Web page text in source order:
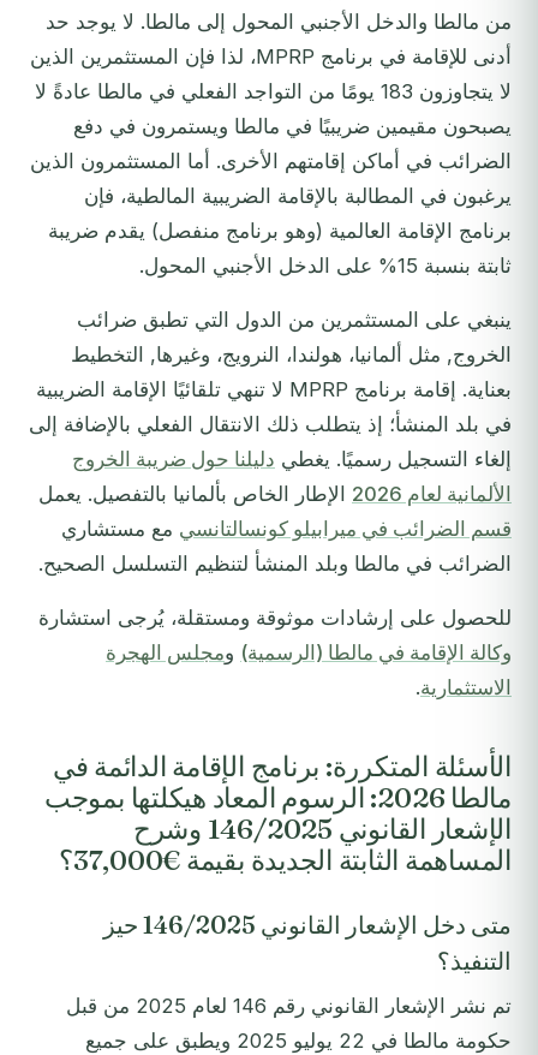
من مالطا والدخل الأجنبي المحول إلى مالطا. لا يوجد حد
أدنى للإقامة في برنامج MPRP، لذا فإن المستثمرين الذين
لا يتجاوزون 183 يومًا من التواجد الفعلي في مالطا عادةً لا
يصبحون مقيمين ضريبيًا في مالطا ويستمرون في دفع
الضرائب في أماكن إقامتهم الأخرى. أما المستثمرون الذين
يرغبون في المطالبة بالإقامة الضريبية المالطية، فإن
برنامج الإقامة العالمية (وهو برنامج منفصل) يقدم ضريبة
ثابتة بنسبة 15% على الدخل الأجنبي المحول.
ينبغي على المستثمرين من الدول التي تطبق ضرائب
الخروج, مثل ألمانيا، هولندا، النرويج، وغيرها, التخطيط
بعناية. إقامة برنامج MPRP لا تنهي تلقائيًا الإقامة الضريبية
في بلد المنشأ؛ إذ يتطلب ذلك الانتقال الفعلي بالإضافة إلى
إلغاء التسجيل رسميًا. يغطي دليلنا حول ضريبة الخروج
الألمانية لعام 2026
الإطار الخاص بألمانيا بالتفصيل. يعمل
قسم الضرائب في ميرابيلو كونسالتانسي مع مستشاري
الضرائب في مالطا وبلد المنشأ لتنظيم التسلسل الصحيح.
للحصول على إرشادات موثوقة ومستقلة، يُرجى استشارة
وكالة الإقامة في مالطا (الرسمية) ومجلس الهجرة
الاستثمارية.
الأسئلة المتكررة: برنامج الإقامة الدائمة في
مالطا 2026: الرسوم المعاد هيكلتها بموجب
الإشعار القانوني 146/2025 وشرح
المساهمة الثابتة الجديدة بقيمة €37,000؟
متى دخل الإشعار القانوني 146/2025 حيز
التنفيذ؟
تم نشر الإشعار القانوني رقم 146 لعام 2025 من قبل
حكومة مالطا في 22 يوليو 2025 ويطبق على جميع